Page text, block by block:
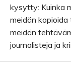
kysytty: Kuinka
meidän
meidän
journalisteja ja